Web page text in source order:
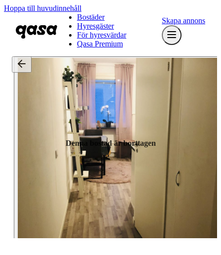
Hoppa till huvudinnehåll
Bostäder
Hyresgäster
För hyresvärdar
Qasa Premium
Skapa annons
Denna bostad är borttagen